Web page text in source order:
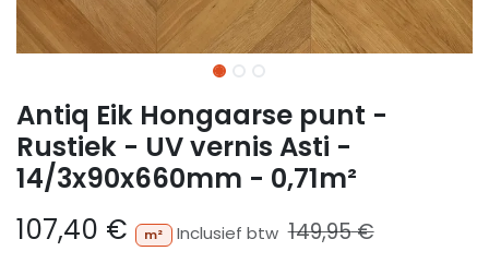
Antiq Eik Hongaarse punt -
Rustiek - UV vernis Asti -
14/3x90x660mm - 0,71m²
107,40 € m² Inclusief btw 149,95€